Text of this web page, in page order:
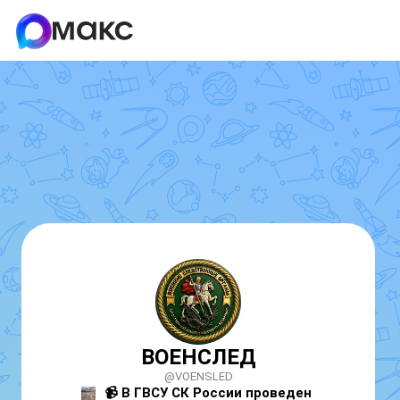
ВОЕНСЛЕД
@VOENSLED
📹 В ГВСУ СК России проведен